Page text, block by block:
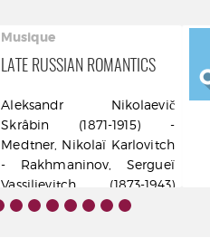
Musique
LATE RUSSIAN ROMANTICS
Aleksandr Nikolaevič
Skrâbin (1871-1915) -
Medtner, Nikolaï Karlovitch
- Rakhmaninov, Sergueï
Vassilievitch (1873-1943)
Distrib. Sony - 1993